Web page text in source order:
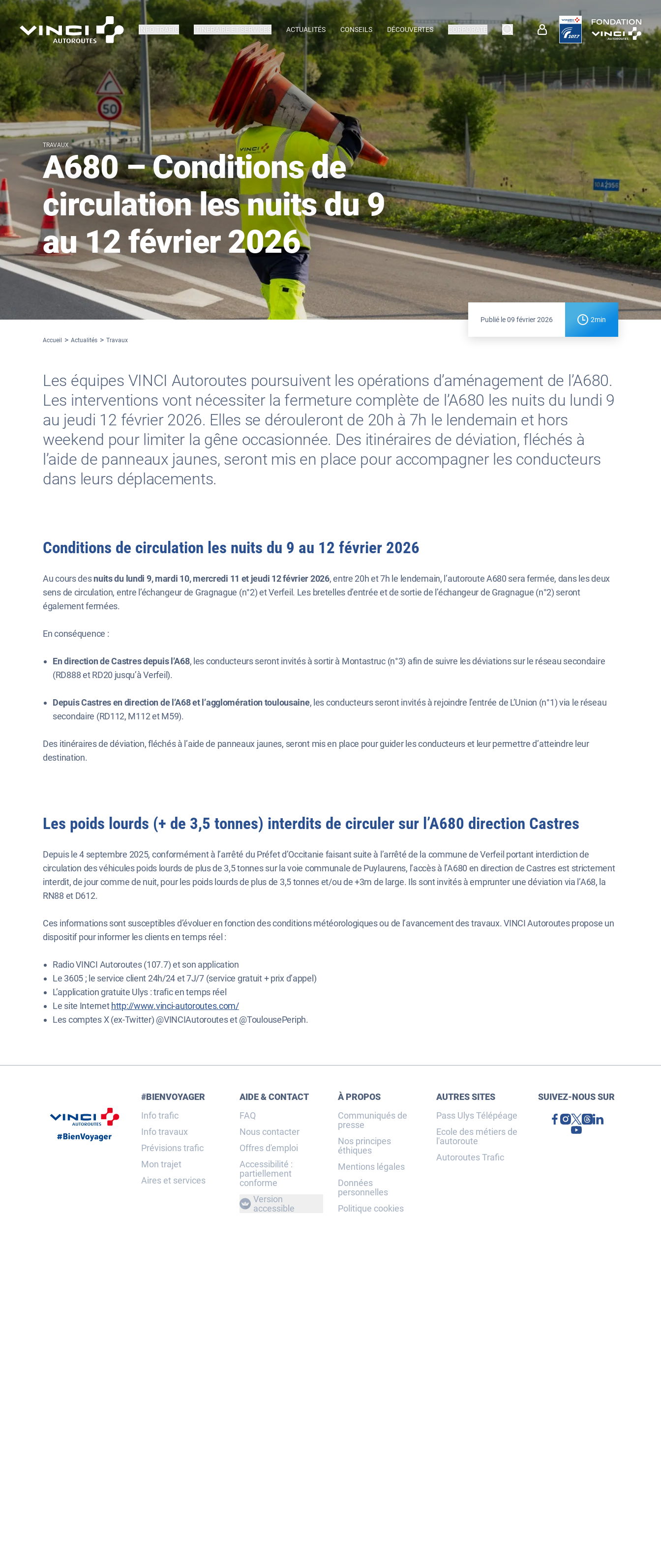
INFO TRAFIC ITINÉRAIRE ET SERVICES ACTUALITÉS CONSEILS DÉCOUVERTES CORPORATE
TRAVAUX
A680 – Conditions de
circulation les nuits du 9
au 12 février 2026
Publié le09 février 2026 2min
Accueil Actualités Travaux
Les équipes VINCI Autoroutes poursuivent les opérations d’aménagement de l’A680.
Les interventions vont nécessiter la fermeture complète de l’A680 les nuits du lundi 9
au jeudi 12 février 2026. Elles se dérouleront de 20h à 7h le lendemain et hors
weekend pour limiter la gêne occasionnée. Des itinéraires de déviation, fléchés à
l’aide de panneaux jaunes, seront mis en place pour accompagner les conducteurs
dans leurs déplacements.
Conditions de circulation les nuits du 9 au 12 février 2026
Au cours desnuits du lundi 9, mardi 10, mercredi 11 et jeudi 12 février 2026, entre 20h et 7h le lendemain, l’autoroute A680 sera fermée, dans les deux
sens de circulation, entre l’échangeur de Gragnague (n°2) et Verfeil. Les bretelles d’entrée et de sortie de l’échangeur de Gragnague (n°2) seront
également fermées.
En conséquence :
En direction de Castres depuis l’A68, les conducteurs seront invités à sortir à Montastruc (n°3) afin de suivre les déviations sur le réseau secondaire
(RD888 et RD20 jusqu’à Verfeil).
Depuis Castres en direction de l’A68 et l’agglomération toulousaine, les conducteurs seront invités à rejoindre l’entrée de L’Union (n°1) via le réseau
secondaire (RD112, M112 et M59).
Des itinéraires de déviation, fléchés à l’aide de panneaux jaunes, seront mis en place pour guider les conducteurs et leur permettre d’atteindre leur
destination.
Les poids lourds (+ de 3,5 tonnes) interdits de circuler sur l’A680 direction Castres
Depuis le 4 septembre 2025, conformément à l’arrêté du Préfet d’Occitanie faisant suite à l’arrêté de la commune de Verfeil portant interdiction de
circulation des véhicules poids lourds de plus de 3,5 tonnes sur la voie communale de Puylaurens, l’accès à l’A680 en direction de Castres est strictement
interdit, de jour comme de nuit, pour les poids lourds de plus de 3,5 tonnes et/ou de +3m de large. Ils sont invités à emprunter une déviation via l’A68, la
RN88 et D612.
Ces informations sont susceptibles d’évoluer en fonction des conditions météorologiques ou de l’avancement des travaux. VINCI Autoroutes propose un
dispositif pour informer les clients en temps réel :
Radio VINCI Autoroutes (107.7) et son application
Le 3605 ; le service client 24h/24 et 7J/7 (service gratuit + prix d’appel)
L’application gratuite Ulys : trafic en temps réel
Le site Internet http://www.vinci-autoroutes.com/
Les comptes X (ex-Twitter) @VINCIAutoroutes et @ToulousePeriph.
#BIENVOYAGER
Info trafic
Info travaux
Prévisions trafic
Mon trajet
Aires et services
AIDE & CONTACT
FAQ
Nous contacter
Offres d'emploi
Accessibilité :
partiellement
conforme
Version
accessible
À PROPOS
Communiqués de
presse
Nos principes
éthiques
Mentions légales
Données
personnelles
Politique cookies
AUTRES SITES
Pass Ulys Télépéage
Ecole des métiers de
l'autoroute
Autoroutes Trafic
SUIVEZ-NOUS SUR